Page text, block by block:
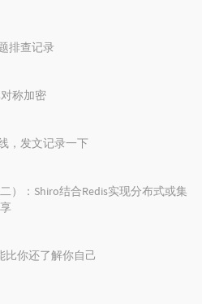
论
排查记录
对称加密
，发文记录一下
）：Shiro结合Redis实现分布式或集
比你还了解你自己